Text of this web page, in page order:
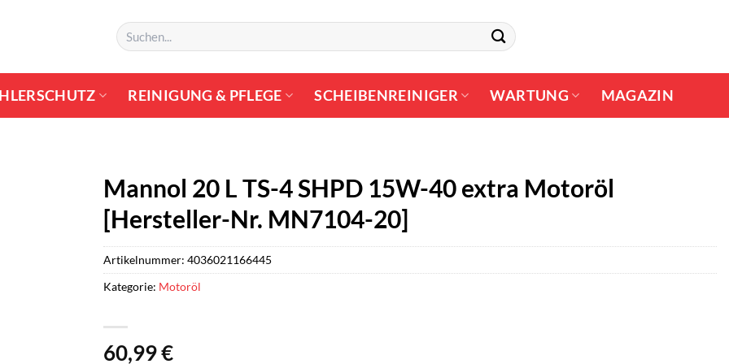
Suchen
nach:
REINIGUNG & PFLEGE SCHEIBENREINIGER WARTUNG MAGAZIN
Mannol 20 L TS-4 SHPD 15W-40 extra Motoröl
[Hersteller-Nr. MN7104-20]
60,99€
Artikelnummer: 4036021166445
Kategorie: Motoröl